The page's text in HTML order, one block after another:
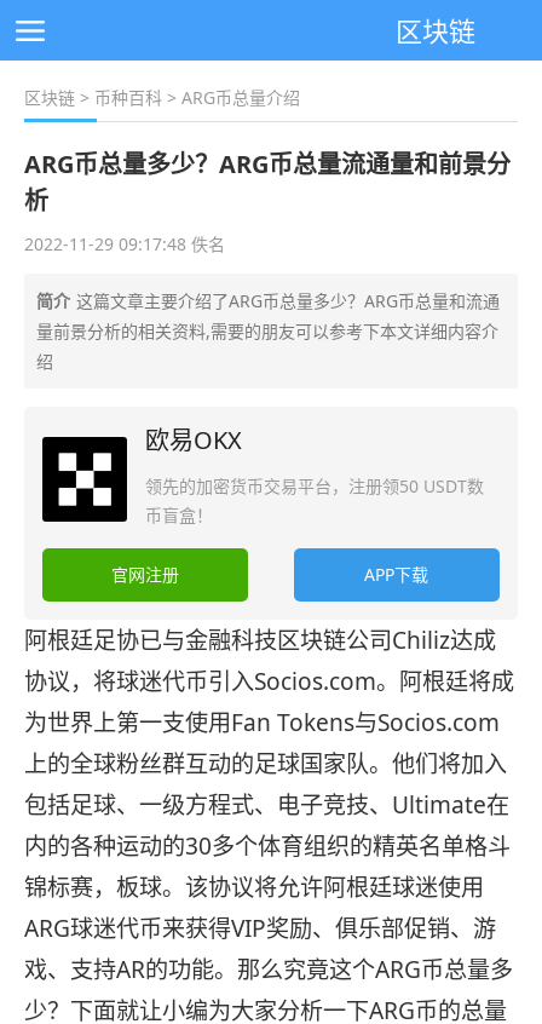
区块链
区块链 > 币种百科 > ARG币总量介绍
ARG币总量多少？ARG币总量流通量和前景分
析
2022-11-29 09:17:48 佚名
简介 这篇文章主要介绍了ARG币总量多少？ARG币总量和流通
量前景分析的相关资料,需要的朋友可以参考下本文详细内容介
绍
欧易OKX
领先的加密货币交易平台，注册领50 USDT数
币盲盒！
官网注册 APP下载
阿根廷足协已与金融科技区块链公司Chiliz达成
协议，将球迷代币引入Socios.com。阿根廷将成
为世界上第一支使用Fan Tokens与Socios.com
上的全球粉丝群互动的足球国家队。他们将加入
包括足球、一级方程式、电子竞技、Ultimate在
内的各种运动的30多个体育组织的精英名单格斗
锦标赛，板球。该协议将允许阿根廷球迷使用
ARG球迷代币来获得VIP奖励、俱乐部促销、游
戏、支持AR的功能。那么究竟这个ARG币总量多
少？下面就让小编为大家分析一下ARG币的总量